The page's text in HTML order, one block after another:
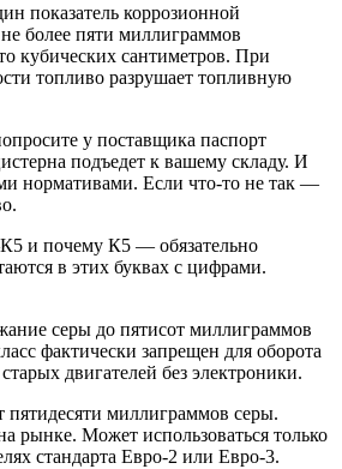
показатель коррозионной
более пяти миллиграммов
кубических сантиметров. При
топливо разрушает топливную
у поставщика паспорт
подъедет к вашему складу. И
нормативами. Если что-то не так —
и почему К5 — обязательно
в этих буквах с цифрами.
серы до пятисот миллиграммов
фактически запрещен для оборота
двигателей без электроники.
миллиграммов серы.
рынке. Может использоваться только
стандарта Евро-2 или Евро-3.